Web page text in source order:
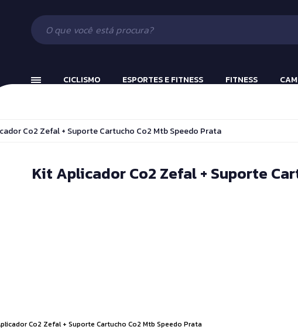
Camping, Caça e Pesca
CICLISMO ESPORTES E FITNESS FITNESS
Pesca
Acessórios
Componentes
Beach Tennis
Fitness e Musculação
Tênis de Mesa
Lanternas
Co2 Zefal + Suporte Cartucho Co2 Mtb Speedo Prata
Kit Aplicador Co2 Zefal + Suporte